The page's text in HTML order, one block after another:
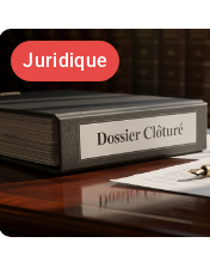
Juridique